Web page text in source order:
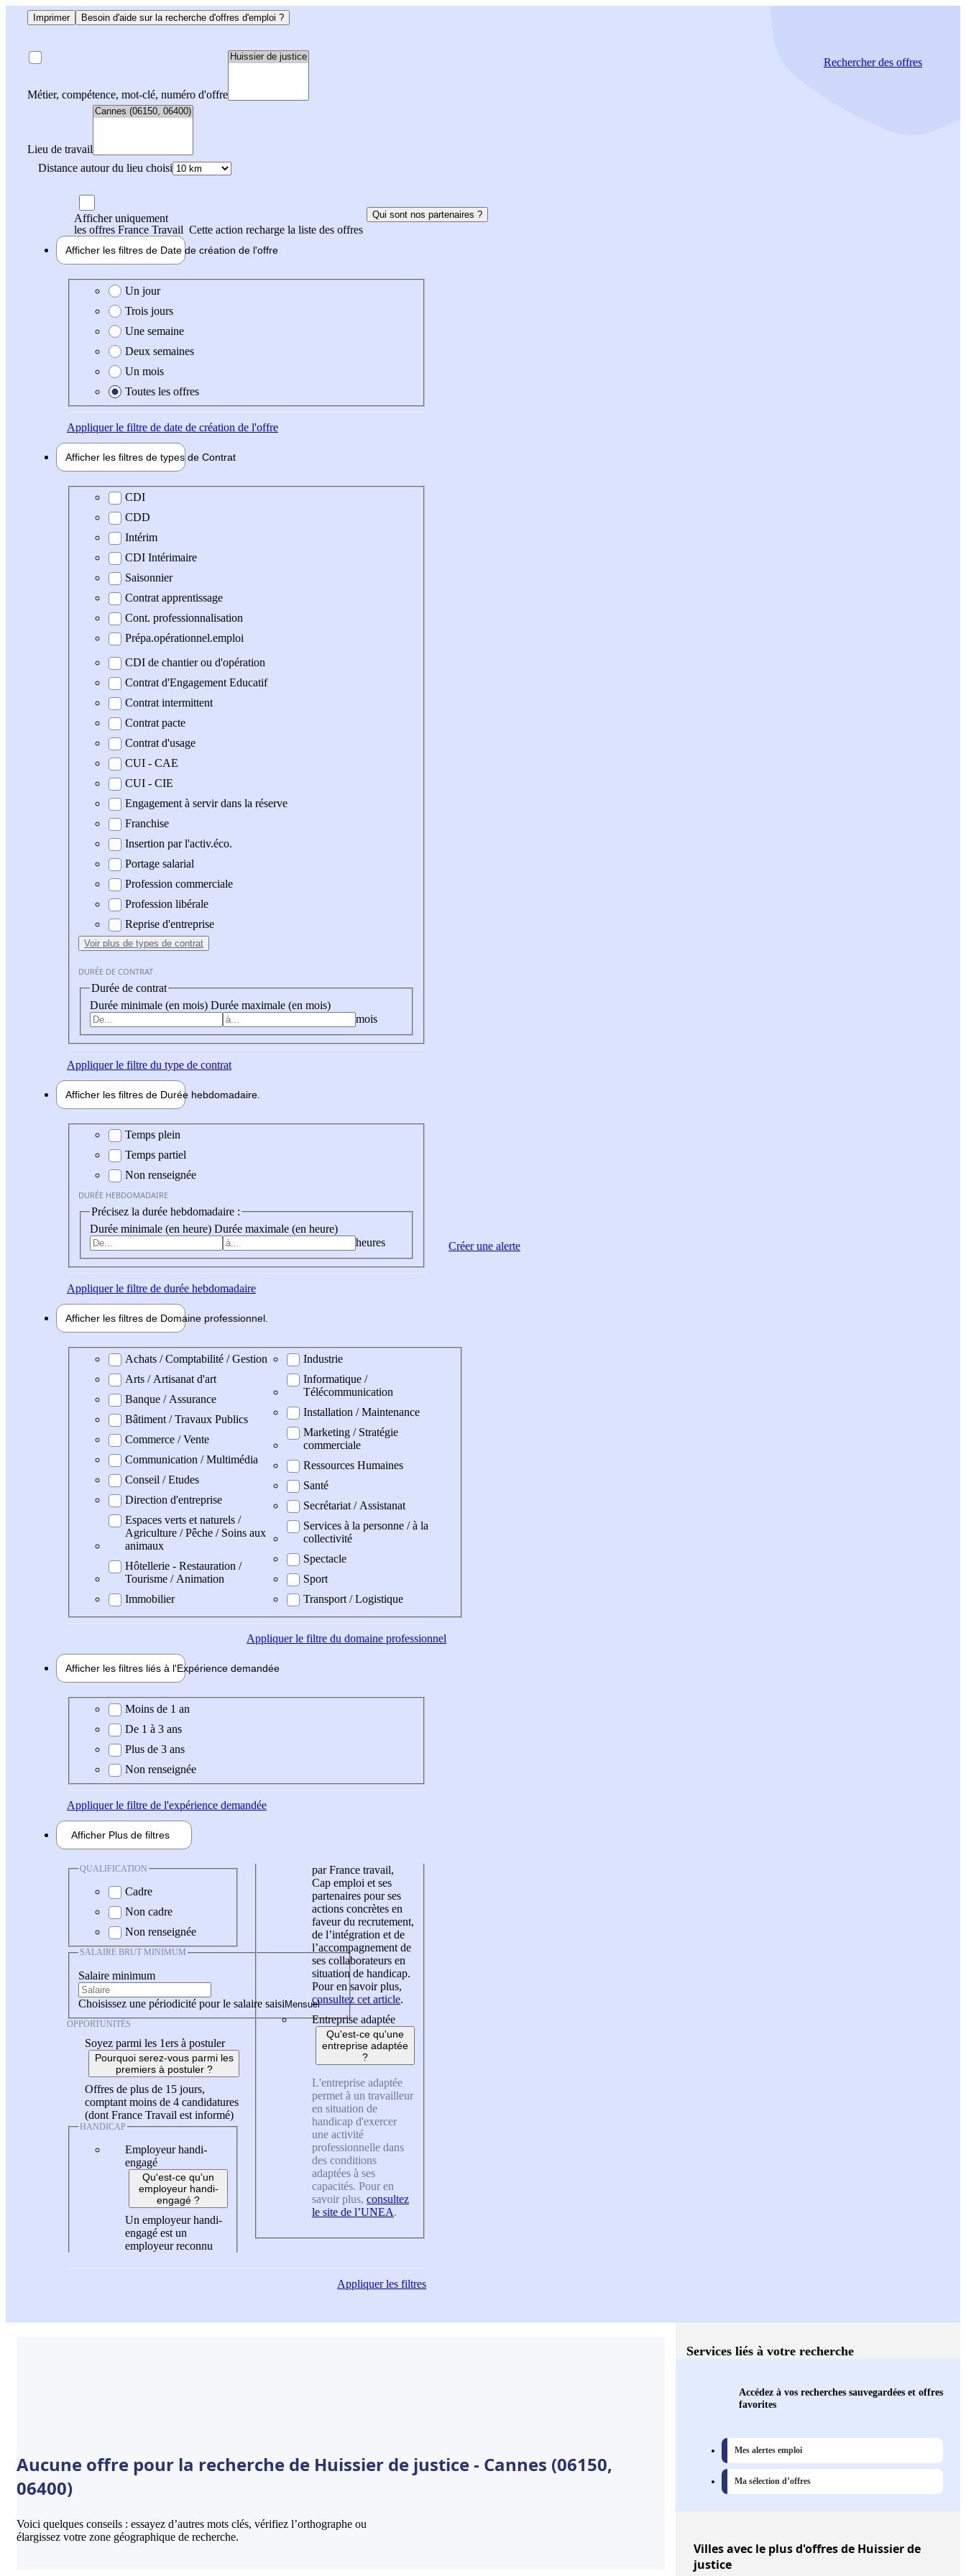
Imprimer Besoin d'aide sur la recherche d'offres d'emploi ?
Métier, compétence, mot-clé, numéro d'offre
Lieu de travail
Distance autour du lieu choisi
Rechercherdes offres
Afficher uniquement
les offres France Travail Cette action recharge la liste des offres
Qui sont nos partenaires ?
Afficher les filtres de Date de création de l'offre
Date de création de l'offre
Un jour
Trois jours
Une semaine
Deux semaines
Un mois
Toutes les offres
Appliquerle filtre de date de création de l'offre
Afficher les filtres de types de Contrat
Type de contrat
CDI
CDD
Intérim
CDI Intérimaire
Saisonnier
Contrat apprentissage
Cont. professionnalisation
Prépa.opérationnel.emploi
CDI de chantier ou d'opération
Contrat d'Engagement Educatif
Contrat intermittent
Contrat pacte
Contrat d'usage
CUI - CAE
CUI - CIE
Engagement à servir dans la réserve
Franchise
Insertion par l'activ.éco.
Portage salarial
Profession commerciale
Profession libérale
Reprise d'entreprise
Voir plus de types de contrat
DURÉE DE CONTRAT
Durée de contrat
Durée minimale (en mois) Durée maximale (en mois)
mois
Appliquerle filtre du type de contrat
Afficher les filtres de Durée hebdomadaire
Durée hebdomadaire
Temps plein
Temps partiel
Non renseignée
DURÉE HEBDOMADAIRE
Précisez la durée hebdomadaire :
Durée minimale (en heure) Durée maximale (en heure)
heures
Appliquerle filtre de durée hebdomadaire
Afficher les filtres de Domaine professionnel
Domaine professionel
Achats / Comptabilité / Gestion
Arts / Artisanat d'art
Banque / Assurance
Bâtiment / Travaux Publics
Commerce / Vente
Communication / Multimédia
Conseil / Etudes
Direction d'entreprise
Espaces verts et naturels /
Agriculture / Pêche / Soins aux
animaux
Hôtellerie - Restauration /
Tourisme / Animation
Immobilier
Industrie
Informatique /
Télécommunication
Installation / Maintenance
Marketing / Stratégie
commerciale
Ressources Humaines
Santé
Secrétariat / Assistanat
Services à la personne / à la
collectivité
Spectacle
Sport
Transport / Logistique
Appliquerle filtre du domaine professionnel
Afficher les filtres liés à l'Expérience demandée
Expérience demandée
Moins de 1 an
De 1 à 3 ans
Plus de 3 ans
Non renseignée
Appliquerle filtre de l'expérience demandée
Afficher Plus de filtres
QUALIFICATION
Cadre
Non cadre
Non renseignée
SALAIRE BRUT MINIMUM
Salaire minimum
Choisissez une périodicité pour le salaire saisi
OPPORTUNITÉS
Soyez parmi les 1ers à postuler
Pourquoi serez-vous parmi les
premiers à postuler ?
Offres de plus de 15 jours,
comptant moins de 4 candidatures
(dont France Travail est informé)
HANDICAP
Employeur handi-
engagé
Qu'est-ce qu'un
employeur handi-
engagé ?
Un employeur handi-
engagé est un
employeur reconnu
par France travail,
Cap emploi et ses
partenaires pour ses
actions concrètes en
faveur du recrutement,
de l’intégration et de
l’accompagnement de
ses collaborateurs en
situation de handicap.
Pour en savoir plus,
consultez cet article.
Entreprise adaptée
Qu'est-ce qu'une
entreprise adaptée
?
L'entreprise adaptée
permet à un travailleur
en situation de
handicap d'exercer
une activité
professionnelle dans
des conditions
adaptées à ses
capacités. Pour en
savoir plus, consultez
le site de l’UNEA.
Appliquerles filtres
Créer une alerte
Aucune offre pour la recherche de Huissier de justice - Cannes (06150,
06400)
Voici quelques conseils : essayez d’autres mots clés, vérifiez l’orthographe ou
élargissez votre zone géographique de recherche.
Services liés à votre recherche
Accédez à vos recherches sauvegardées et offres
favorites
Mes alertes emploi
Ma sélection d’offres
Villesavec le plus d'offres de Huissier de
justice